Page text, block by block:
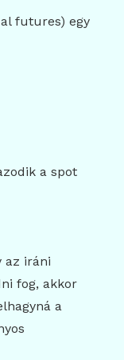
futures) egy
a spot
az iráni
fog, akkor
a